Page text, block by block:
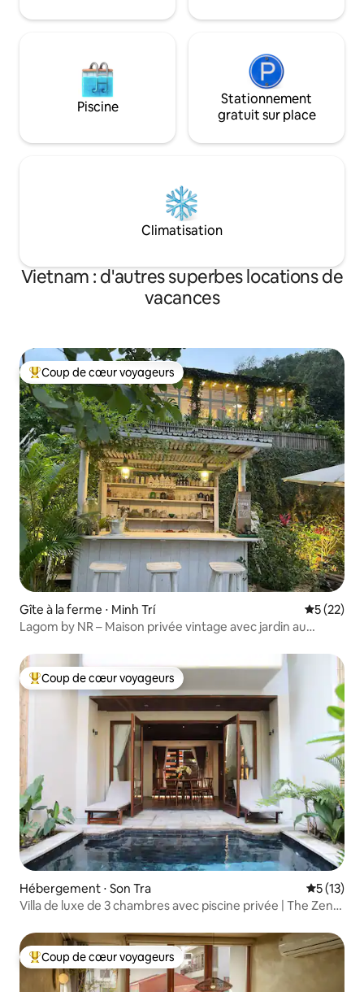
vendre
yoga.
Piscine
Stationnement
gratuit sur place
Climatisation
Vietnam : d'autres superbes locations de
vacances
Coups de cœur voyageurs les plus appréciés
Coup de cœur voyageurs
Gîte à la ferme ⋅ Minh Trí
5 (22)
Lagom by NR – Maison privée vintage avec jardin au
Coups de cœur voyageurs les plus appréciés
Coup de cœur voyageurs
Hébergement ⋅ Son Tra
5 (13)
Villa de luxe de 3 chambres avec piscine privée | The Zen
Coups de cœur voyageurs les plus appréciés
Coup de cœur voyageurs